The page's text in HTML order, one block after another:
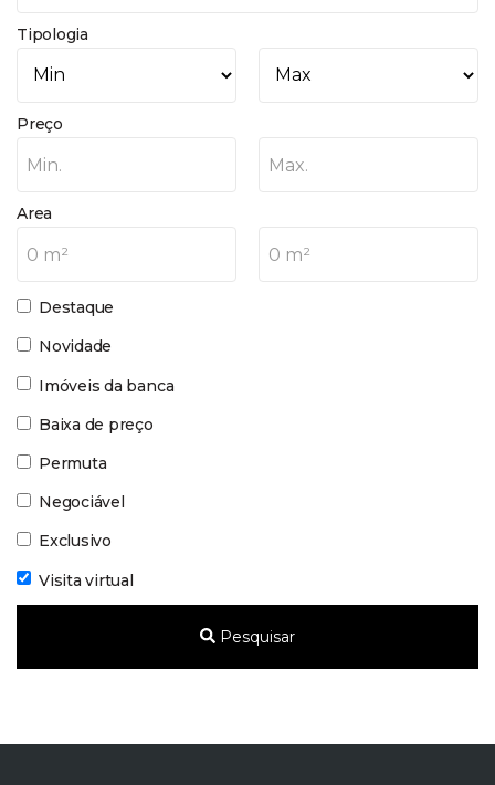
Tipologia
Preço
Min. Max.
Area
0 m² 0 m²
Destaque
Novidade
Imóveis da banca
Baixa de preço
Permuta
Negociável
Exclusivo
Visita virtual
Pesquisar